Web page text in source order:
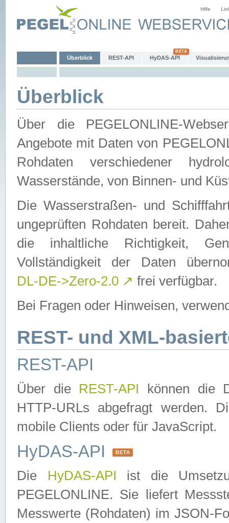
Hilfe
Überblick REST-API HyDAS-API
Überblick
Über die PEGELONLINE-
Angebote mit Daten von
Rohdaten verschiedener
Wasserstände, von Binnen- und
Die Wasserstraßen- und
ungeprüften Rohdaten bereit.
die inhaltliche Richtigkeit,
Vollständigkeit der Daten
DL-DE->Zero-2.0 ↗ frei verfügbar.
Bei Fragen oder Hinweisen,
REST- und XML-
REST-API
Über die REST-API können die
HTTP-URLs abgefragt werden.
mobile Clients oder für JavaScript.
HyDAS-API BETA
Die HyDAS-API ist die
PEGELONLINE. Sie liefert
Messwerte (Rohdaten) im JSON-